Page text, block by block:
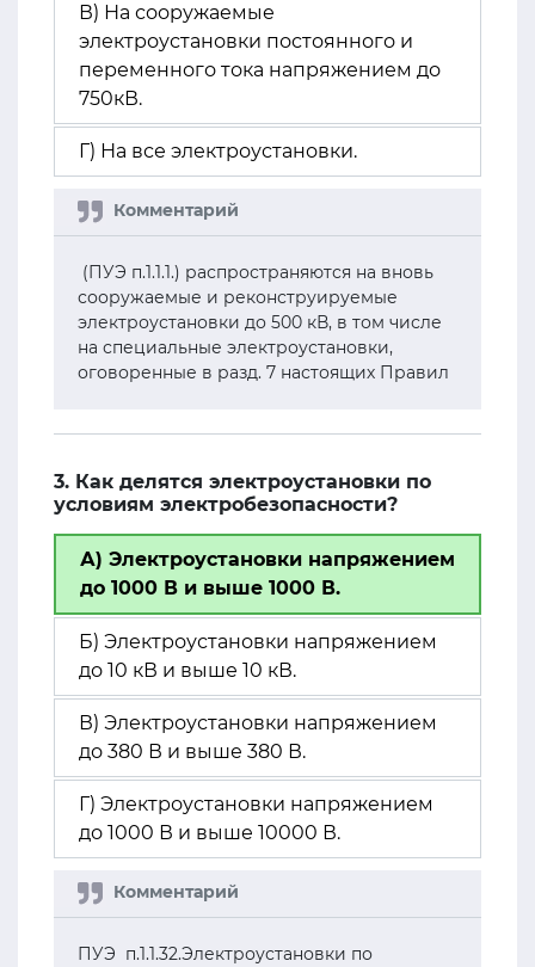
В) На сооружаемые
электроустановки постоянного и
переменного тока напряжением до
750кВ.
Г) На все электроустановки.
(ПУЭ п.1.1.1.) распространяются на вновь
сооружаемые и реконструируемые
электроустановки до 500 кВ, в том числе
на специальные электроустановки,
оговоренные в разд. 7 настоящих Правил
3. Как делятся электроустановки по
условиям электробезопасности?
А) Электроустановки напряжением
до 1000 В и выше 1000 В.
Б) Электроустановки напряжением
до 10 кВ и выше 10 кВ.
В) Электроустановки напряжением
до 380 В и выше 380 В.
Г) Электроустановки напряжением
до 1000 В и выше 10000 В.
ПУЭ п.1.1.32.Электроустановки по